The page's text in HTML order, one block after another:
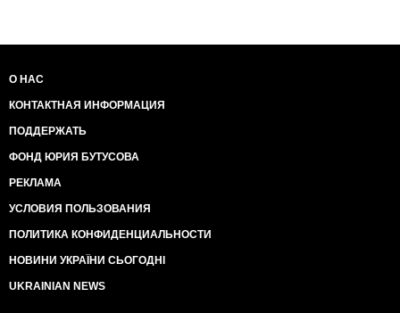
О НАС
КОНТАКТНАЯ ИНФОРМАЦИЯ
ПОДДЕРЖАТЬ
ФОНД ЮРИЯ БУТУСОВА
РЕКЛАМА
УСЛОВИЯ ПОЛЬЗОВАНИЯ
ПОЛИТИКА КОНФИДЕНЦИАЛЬНОСТИ
НОВИНИ УКРАЇНИ СЬОГОДНІ
UKRAINIAN NEWS